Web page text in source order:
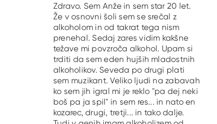
Zdravo. Sem Anže in sem star 20 let.
Že v osnovni šoli sem se srečal z
alkoholom in od takrat tega nism
prenehal. Sedaj zares vidim kakšne
težave mi povzroča alkohol. Upam si
trditi da sem eden hujših mladostnih
alkoholikov. Seveda po drugi plati
sem muzikant. Veliko ljudi na zabavah
ko sem jih igral mi je reklo "pa dej neki
boš pa ja spil" in sem res... in nato en
kozarec, drugi, tretji... in tako dalje.